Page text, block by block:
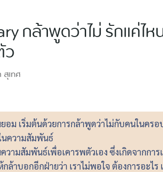
กล้าพูดว่าไม่ รักแค่ไห
สุเทศ
อม เริ่มต้นด้วยการกล้าพูดว่าไม่กับคนในคร
นความสัมพันธ์
ามสัมพันธ์เพื่อเคารพตัวเอง ซึ่งเกิดจากการ
ล้าบอกอีกฝ่ายว่า เราไม่พอใจ ต้องการอะไร